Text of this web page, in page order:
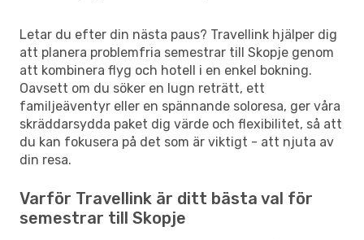
Letar du efter din nästa paus? Travellink hjälper dig
att planera problemfria semestrar till Skopje genom
att kombinera flyg och hotell i en enkel bokning.
Oavsett om du söker en lugn reträtt, ett
familjeäventyr eller en spännande soloresa, ger våra
skräddarsydda paket dig värde och flexibilitet, så att
du kan fokusera på det som är viktigt - att njuta av
din resa.
Varför Travellink är ditt bästa val för
semestrar till Skopje